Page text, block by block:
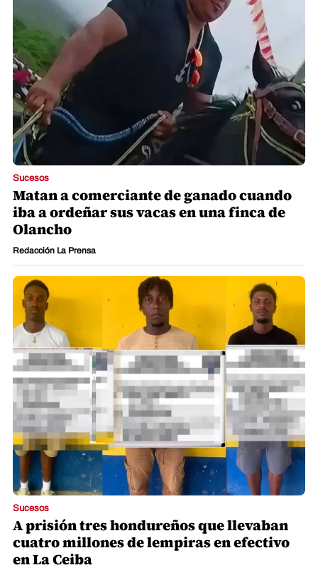
Sucesos
Matan a comerciante de ganado cuando
iba a ordeñar sus vacas en una finca de
Olancho
Redacción La Prensa
Sucesos
A prisión tres hondureños que llevaban
cuatro millones de lempiras en efectivo
en La Ceiba